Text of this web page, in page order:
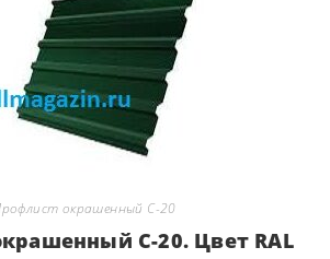
окрашенный С-20
С-20. Цвет RAL